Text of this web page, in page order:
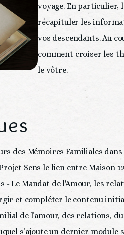
voyage. En particulier,
récapituler les
vos descendants. Au
comment croiser les
le vôtre.
des Mémoires Familiales dans
Sens le lien entre Maison
- Le Mandat de l'Amour, les
et compléter le contenu
de l’amour, des relations,
s’ajoute un dernier